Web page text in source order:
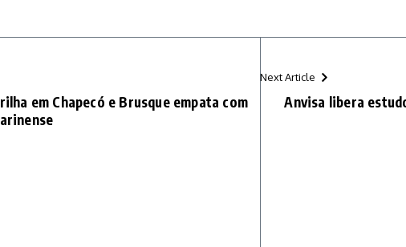
em Chapecó e Brusque empata com
Next Article
Anvisa libera